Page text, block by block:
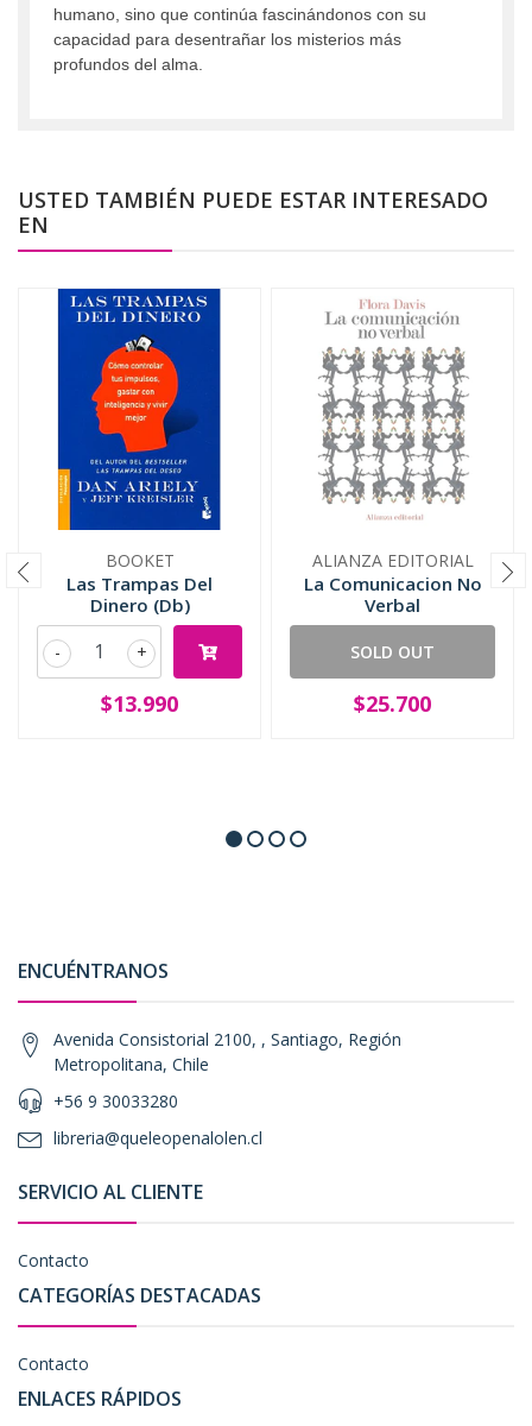
humano, sino que continúa fascinándonos con su
capacidad para desentrañar los misterios más
profundos del alma.
USTED TAMBIÉN PUEDE ESTAR INTERESADO
EN
BOOKET
Las Trampas Del
Dinero (Db)
+
-
$13.990
ALIANZA EDITORIAL
La Comunicacion No
Verbal
SOLD OUT
$25.700
ENCUÉNTRANOS
Avenida Consistorial 2100, , Santiago, Región
Metropolitana, Chile
+56 9 30033280
libreria@queleopenalolen.cl
SERVICIO AL CLIENTE
Contacto
CATEGORÍAS DESTACADAS
Contacto
ENLACES RÁPIDOS